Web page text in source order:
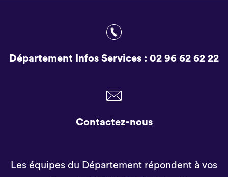
Département Infos Services : 02 96 62 62 22
Contactez-nous
Les équipes du Département répondent à vos